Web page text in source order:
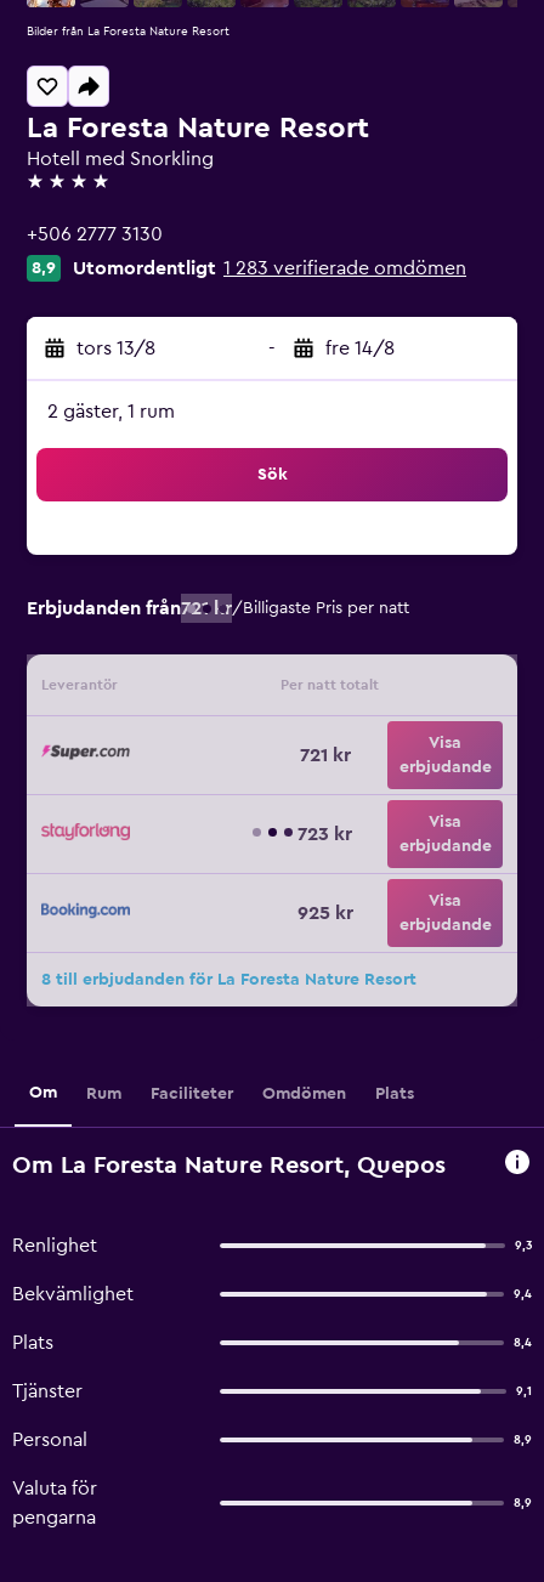
La Foresta Nature Resort
Hotell med Snorkling
4 stjärnor
+506 2777 3130
8,9 Utomordentligt 1 283 verifierade omdömen
tors 13/8 - fre 14/8
2 gäster, 1 rum
Sök
Erbjudanden från721 kr/ Billigaste Pris per natt
Leverantör Per natt totalt
721 kr
Visa
erbjudande
723 kr
Visa
erbjudande
925 kr
Visa
erbjudande
8 till erbjudanden för La Foresta Nature Resort
Bilder från La Foresta Nature Resort
Om Rum Faciliteter Omdömen Plats
Om La Foresta Nature Resort, Quepos
Renlighet 9,3
Bekvämlighet 9,4
Plats 8,4
Tjänster 9,1
Personal 8,9
Valuta för
pengarna
8,9